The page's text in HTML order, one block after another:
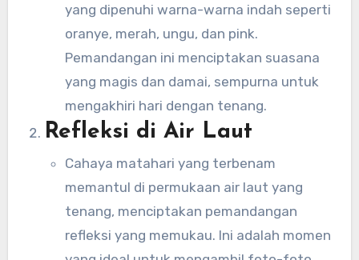
yang dipenuhi warna-warna indah seperti
oranye, merah, ungu, dan pink.
Pemandangan ini menciptakan suasana
yang magis dan damai, sempurna untuk
mengakhiri hari dengan tenang.
Refleksi di Air Laut
Cahaya matahari yang terbenam
memantul di permukaan air laut yang
tenang, menciptakan pemandangan
refleksi yang memukau. Ini adalah momen